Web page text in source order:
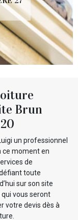
Brun
un professionnel
ce moment en
de
toute
sur son site
vous seront
votre devis dès à